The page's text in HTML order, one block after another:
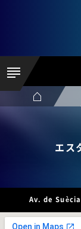
エス
Av. de